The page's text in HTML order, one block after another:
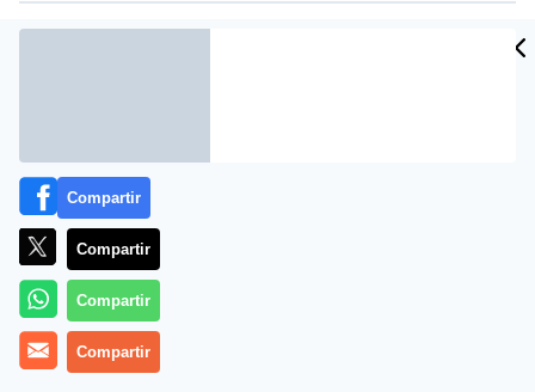
Archivado en: AUTONOMÍAS
Compartir
Compartir
Compartir
Compartir